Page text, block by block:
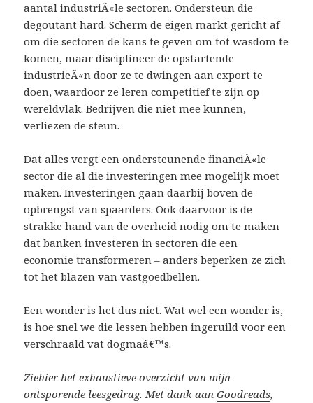
aantal industriÃ«le sectoren. Ondersteun die
degoutant hard. Scherm de eigen markt gericht af
om die sectoren de kans te geven om tot wasdom te
komen, maar disciplineer de opstartende
industrieÃ«n door ze te dwingen aan export te
doen, waardoor ze leren competitief te zijn op
wereldvlak. Bedrijven die niet mee kunnen,
verliezen de steun.
Dat alles vergt een ondersteunende financiÃ«le
sector die al die investeringen mee mogelijk moet
maken. Investeringen gaan daarbij boven de
opbrengst van spaarders. Ook daarvoor is de
strakke hand van de overheid nodig om te maken
dat banken investeren in sectoren die een
economie transformeren – anders beperken ze zich
tot het blazen van vastgoedbellen.
Een wonder is het dus niet. Wat wel een wonder is,
is hoe snel we die lessen hebben ingeruild voor een
verschraald vat dogmaâ€™s.
Ziehier het exhaustieve overzicht van mijn
ontsporende leesgedrag. Met dank aanGoodreads,